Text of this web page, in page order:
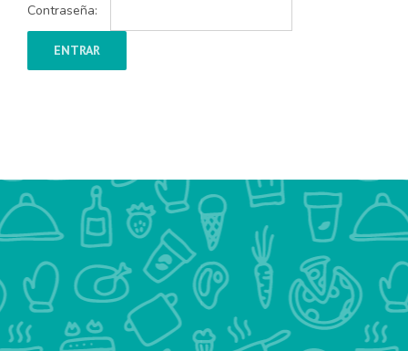
Contraseña: